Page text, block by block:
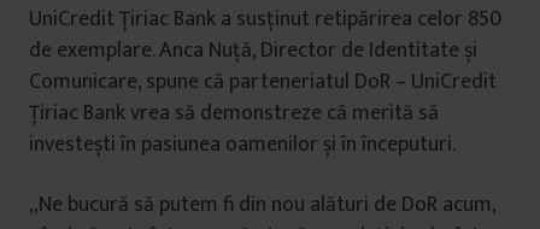
UniCredit Țiriac Bank a susținut retipărirea celor 850
de exemplare. Anca Nuță, Director de Identitate și
Comunicare, spune că parteneriatul DoR – UniCredit
Țiriac Bank vrea să demonstreze că merită să
investești în pasiunea oamenilor și în începuturi.
„Ne bucură să putem fi din nou alături de DoR acum,